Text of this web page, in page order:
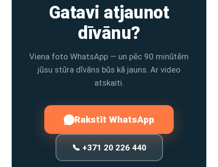
Gatavi atjaunot
dīvānu?
Viena foto WhatsApp — un pēc 90 minūtēm
jūsu stūra dīvāns būs kā jauns. Ar video
atskaiti.
Rakstīt WhatsApp
📞 +371 20 226 440